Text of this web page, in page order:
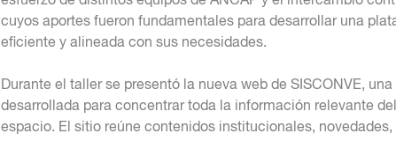
cuyos aportes fueron fundamentales para desarrollar una
eficiente y alineada con sus necesidades.
Durante el taller se presentó la nueva web de SISCONVE,
desarrollada para concentrar toda la información relevante
espacio. El sitio reúne contenidos institucionales, novedades,